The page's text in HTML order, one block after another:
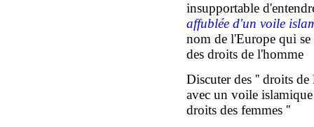
insupportable
affublée d'un voile
nom de l'Europe qui
des droits de l'homme
Discuter des '' droits
avec un voile islamique
droits des femmes ''